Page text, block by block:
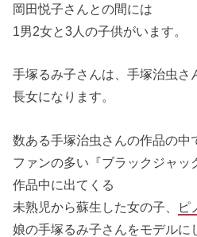
岡田悦子さんとの間には
1男2女と3人の子供がいます。
手塚るみ子さんは、手塚治虫さ
長女になります。
数ある手塚治虫さんの作品の中
ファンの多い『ブラックジャッ
作品中に出てくる
未熟児から蘇生した女の子、
ピ
娘の手塚るみ子さんをモデルに